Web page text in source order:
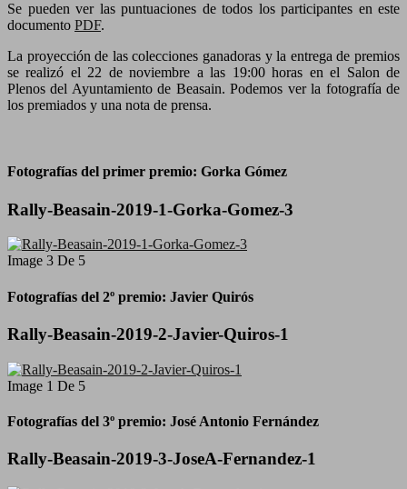
Se pueden ver las puntuaciones de todos los participantes en este
documento PDF.
La proyección de las colecciones ganadoras y la entrega de premios
se realizó el 22 de noviembre a las 19:00 horas en el Salon de
Plenos del Ayuntamiento de Beasain. Podemos ver la fotografía de
los premiados y una nota de prensa.
Fotografías del primer premio: Gorka Gómez
Rally-Beasain-2019-1-Gorka-Gomez-3
Image 3 De 5
Fotografías del 2º premio: Javier Quirós
Rally-Beasain-2019-2-Javier-Quiros-1
Image 1 De 5
Fotografías del 3º premio: José Antonio Fernández
Rally-Beasain-2019-3-JoseA-Fernandez-1